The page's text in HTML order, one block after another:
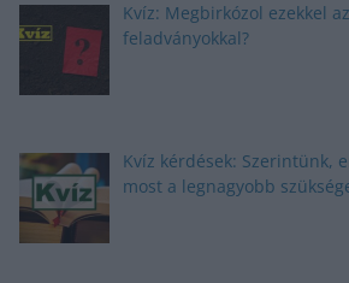
Kvíz: Megbirkózol ezekkel
feladványokkal?
Kvíz kérdések: Szerintünk,
most a legnagyobb